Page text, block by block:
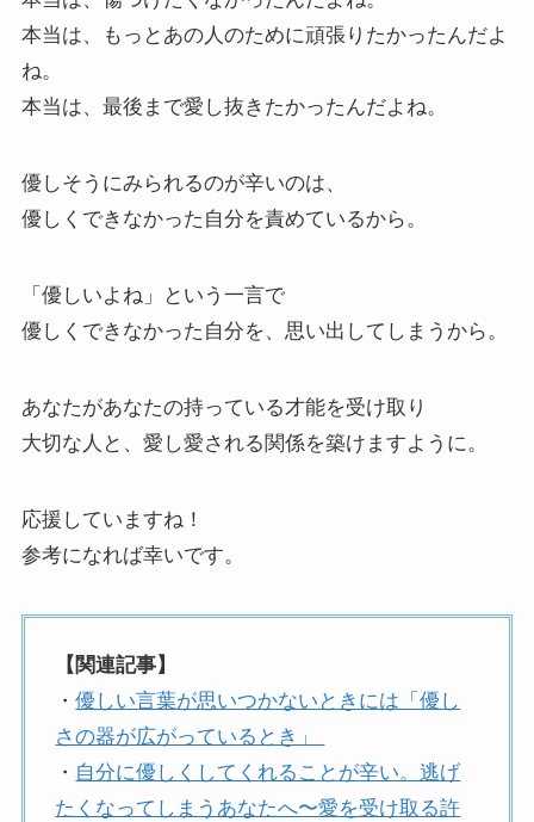
本当は、もっとあの人のために頑張りたかったんだよ
ね。
本当は、最後まで愛し抜きたかったんだよね。
優しそうにみられるのが辛いのは、
優しくできなかった自分を責めているから。
「優しいよね」という一言で
優しくできなかった自分を、思い出してしまうから。
あなたがあなたの持っている才能を受け取り
大切な人と、愛し愛される関係を築けますように。
応援していますね！
参考になれば幸いです。
【関連記事】
・優しい言葉が思いつかないときには「優し
さの器が広がっているとき」
・ 自分に優しくしてくれることが辛い。逃げ
たくなってしまうあなたへ〜愛を受け取る許